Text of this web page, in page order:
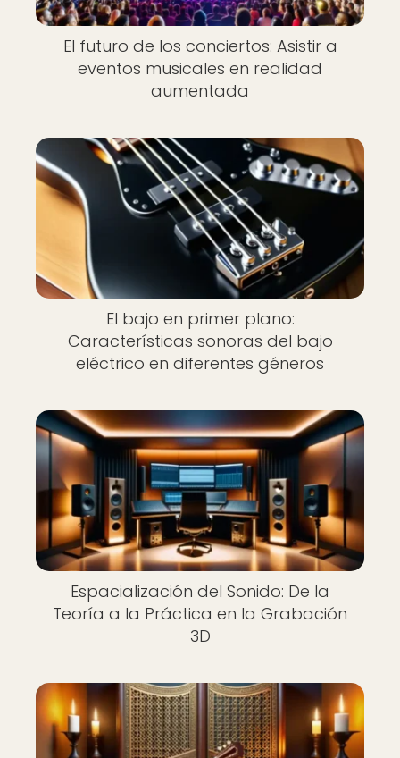
El futuro de los conciertos: Asistir a
eventos musicales en realidad
aumentada
El bajo en primer plano:
Características sonoras del bajo
eléctrico en diferentes géneros
Espacialización del Sonido: De la
Teoría a la Práctica en la Grabación
3D